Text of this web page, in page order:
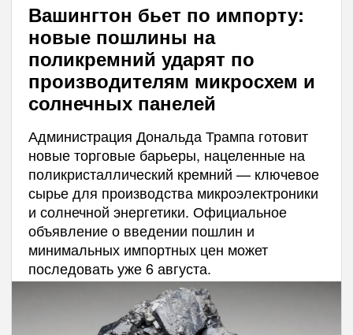
Вашингтон бьет по импорту:
новые пошлины на
поликремний ударят по
производителям микросхем и
солнечных панелей
Администрация Дональда Трампа готовит
новые торговые барьеры, нацеленные на
поликристаллический кремний — ключевое
сырье для производства микроэлектроники
и солнечной энергетики. Официальное
объявление о введении пошлин и
минимальных импортных цен может
последовать уже 6 августа.